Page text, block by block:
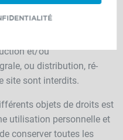
sont selon les cas,
autorisé limitativement
et/ou
ou distribution, ré-
site sont interdits.
objets de droits est
utilisation personnelle et
conserver toutes les